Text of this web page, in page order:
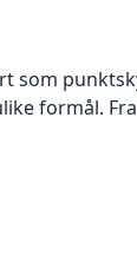
som
formål.